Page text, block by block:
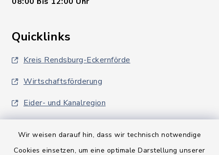
Wir weisen darauf hin, dass wir technisch notwendige
Cookies einsetzen, um eine optimale Darstellung unserer
Quicklinks
Kreis Rendsburg-Eckernförde
Wirtschaftsförderung
Eider- und Kanalregion